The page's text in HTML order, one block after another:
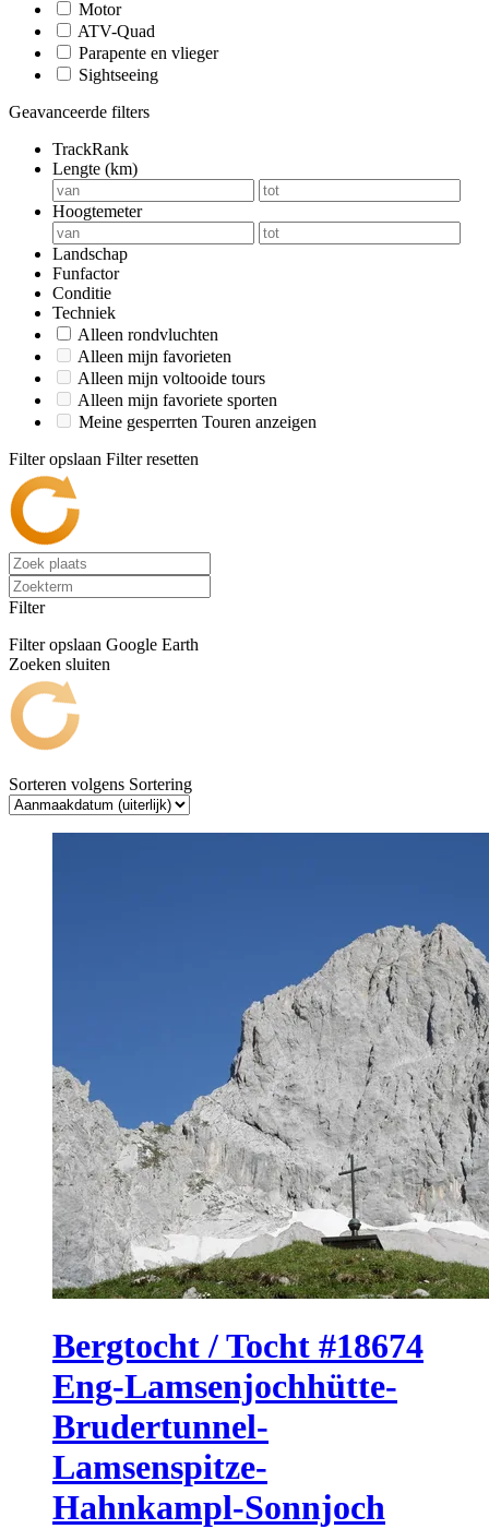
Motor
ATV-Quad
Parapente en vlieger
Sightseeing
Geavanceerde filters
TrackRank
Lengte (km)
Hoogtemeter
Landschap
Funfactor
Conditie
Techniek
Alleen rondvluchten
Alleen mijn favorieten
Alleen mijn voltooide tours
Alleen mijn favoriete sporten
Meine gesperrten Touren anzeigen
Filter opslaan Filter resetten
Filter
Filter opslaan Google Earth
Zoeken sluiten
Sorteren volgens Sortering
Bergtocht / Tocht #18674
Eng-Lamsenjochhütte-
Brudertunnel-
Lamsenspitze-
Hahnkampl-Sonnjoch